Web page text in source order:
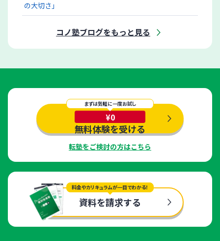
の大切さ」
コノ塾ブログをもっと見る
まずは気軽に一度お試し
¥0
無料体験を受ける
転塾をご検討の方はこちら
料金やカリキュラムが一目でわかる！
資料を請求する